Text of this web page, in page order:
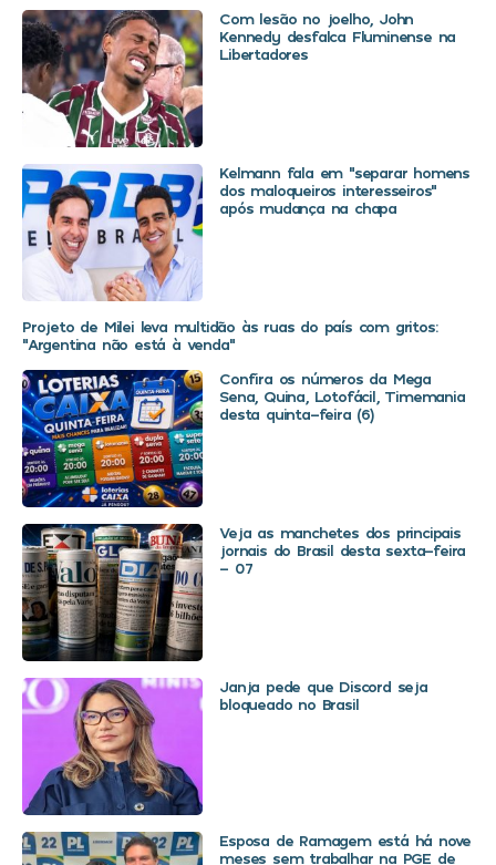
Com lesão no joelho, John
Kennedy desfalca Fluminense na
Libertadores
Kelmann fala em “separar homens
dos maloqueiros interesseiros”
após mudança na chapa
Projeto de Milei leva multidão às ruas do país com gritos:
“Argentina não está à venda”
Confira os números da Mega
Sena, Quina, Lotofácil, Timemania
desta quinta-feira (6)
Veja as manchetes dos principais
jornais do Brasil desta sexta-feira
– 07
Janja pede que Discord seja
bloqueado no Brasil
Esposa de Ramagem está há nove
meses sem trabalhar na PGE de